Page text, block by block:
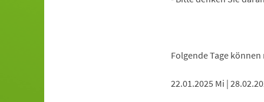
Folgende Tage
22.01.2025 Mi |